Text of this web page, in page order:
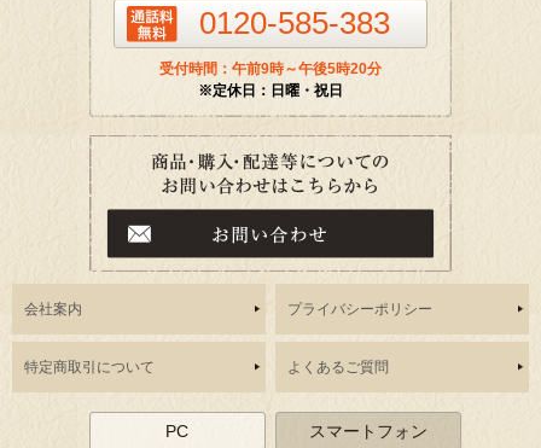
0120-585-383
受付時間：午前9時～午後5時20分
※定休日：日曜・祝日
会社案内 プライバシーポリシー
特定商取引について よくあるご質問
PC スマートフォン